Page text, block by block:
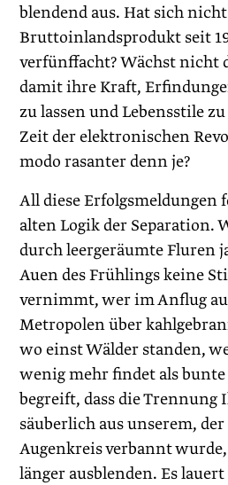
blendend aus. Hat sich
Bruttoinlandsprodukt seit
verfünffacht? Wächst nicht
damit ihre Kraft,
zu lassen und Lebensstile
Zeit der elektronischen
modo rasanter denn je?
All diese Erfolgsmeldungen
alten Logik der Separation.
durch leergeräumte Fluren
Auen des Frühlings keine
vernimmt, wer im Anflug
Metropolen über
wo einst Wälder standen,
wenig mehr findet als
begreift, dass die Trennung
säuberlich aus unserem,
Augenkreis verbannt
länger ausblenden. Es